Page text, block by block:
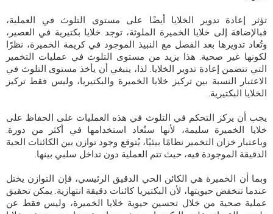
تؤثر إعادة تدوير الخلايا أيضًا على مستوى التلوث في العملية،
فبالإضافة إلى خلايا الخميرة الملوثة، توجد خلايا بكتيرية في العصير،
وتُعاد تدويرها بعد الفصل مع النبيذ الموجود في كريمة الخميرة، نظرًا
لكونها غير صحية. هذا يزيد من مستوى التلوث في عمليات التخمير
التي تتضمن إعادة تدوير الخلايا. لذا، ينبغي أن يأخذ مستوى التلوث في
الاعتبار النسبة بين تركيز خلايا الخميرة والبكتيريا، وليس فقط تركيز
الخلايا البكتيرية.
يجب أن يركز التحكم في التلوث في هذه العمليات على الحفاظ على
خلايا الخميرة سليمة، لأنها ستُعاد استخدامها في أكثر من دورة.
وباعتبار خزان التخمير نظامًا بيئيًا، يُتوقع وجود توازن بين الكائنات الحية
الدقيقة الموجودة فيه، حيث تتم العملية دون تداخل سلبي بينها.
وبما أن الخميرة هي الكائن الحي الدقيق الرئيسي، فإن التوازن يختل
عندما تنخفض حيويتها، لأن البكتيريا كائنات دقيقة انتهازية. يمكن تحقيق
عملية صحية من خلال تحسين حيوية خلايا الخميرة، وليس فقط عن